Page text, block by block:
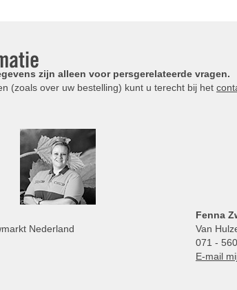
zijn alleen voor persgerelateerde vragen.
(zoals over uw bestelling) kunt u terecht bij het
Nederland
Fenna
Van
071 -
E-mail